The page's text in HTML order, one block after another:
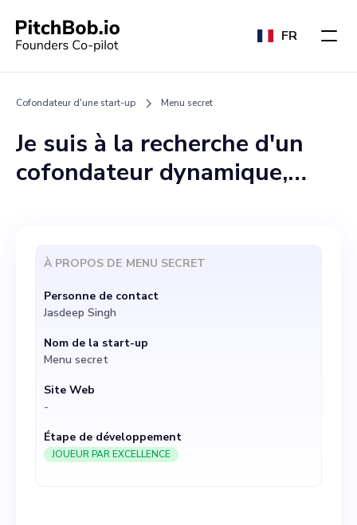
FR
Cofondateur d'une start-up Menu secret
Je suis à la recherche d'un
cofondateur dynamique,
Menu, une start-up qui
révolutionne la scène
culinaire en dévoilant des
expériences culinaires
uniques. Nous sommes un
pont entre les gourmets et
les restaurants, dévoilant
les délices « cachés » qui
À PROPOS DE MENU SECRET
Personne de contact
Jasdeep Singh
Nom de la start-up
Menu secret
Site Web
-
Étape de développement
JOUEUR PAR EXCELLENCE